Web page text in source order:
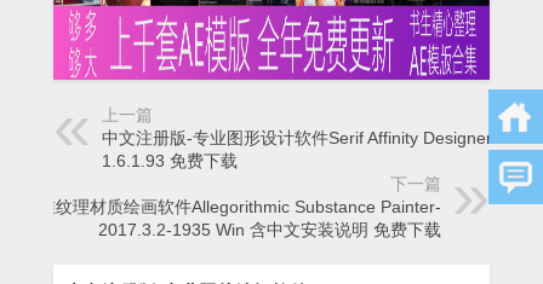
上一篇
中文注册版-专业图形设计软件Serif Affinity Designer
1.6.1.93 免费下载
下一篇
三维纹理材质绘画软件Allegorithmic Substance Painter-
2017.3.2-1935 Win 含中文安装说明 免费下载